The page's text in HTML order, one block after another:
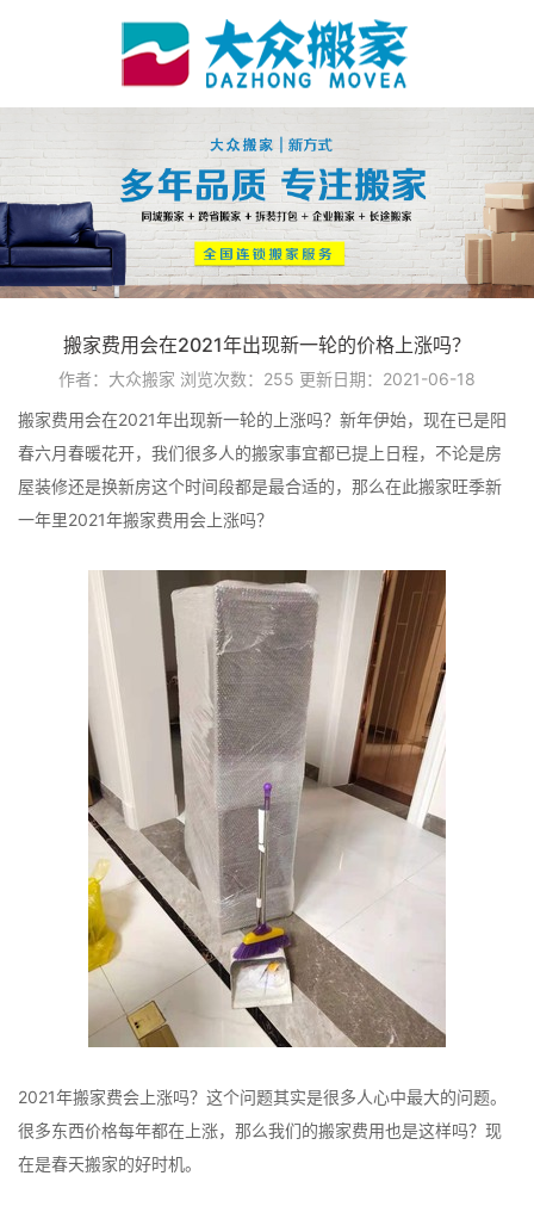
搬家费用会在2021年出现新一轮的价格上涨吗？
作者：大众搬家 浏览次数： 255 更新日期：2021-06-18
搬家费用会在2021年出现新一轮的上涨吗？新年伊始，现在已是阳
春六月春暖花开，我们很多人的搬家事宜都已提上日程，不论是房
屋装修还是换新房这个时间段都是最合适的，那么在此搬家旺季新
一年里2021年搬家费用会上涨吗？
2021年搬家费会上涨吗？这个问题其实是很多人心中最大的问题。
很多东西价格每年都在上涨，那么我们的搬家费用也是这样吗？现
在是春天搬家的好时机。